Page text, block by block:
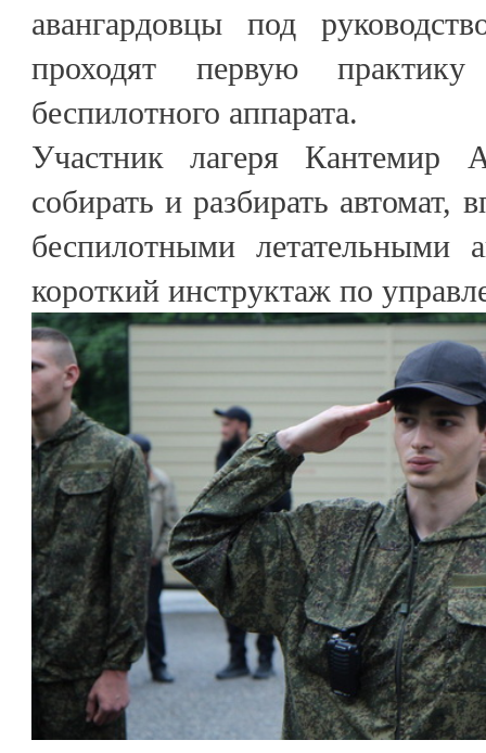
авангардовцы под
проходят первую
беспилотного аппарата.
Участник лагеря Кантемир
собирать и разбирать автомат,
беспилотными летательными
короткий инструктаж по